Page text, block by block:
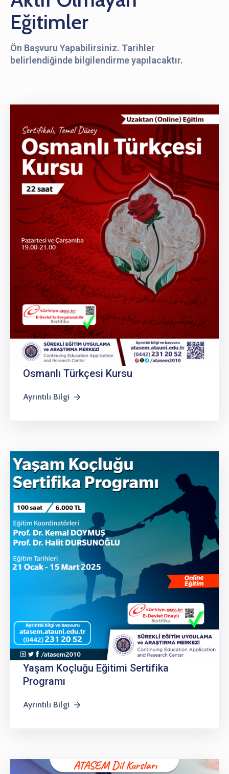
Eğitimler
Ön Başvuru Yapabilirsiniz. Tarihler
belirlendiğinde bilgilendirme yapılacaktır.
Osmanlı Türkçesi Kursu
Ayrıntılı Bilgi
Yaşam Koçluğu Eğitimi Sertifika
Programı
Ayrıntılı Bilgi